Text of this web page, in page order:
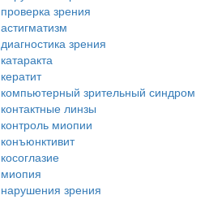
проверка зрения
астигматизм
диагностика зрения
катаракта
кератит
компьютерный зрительный синдром
контактные линзы
контроль миопии
конъюнктивит
косоглазие
миопия
нарушения зрения